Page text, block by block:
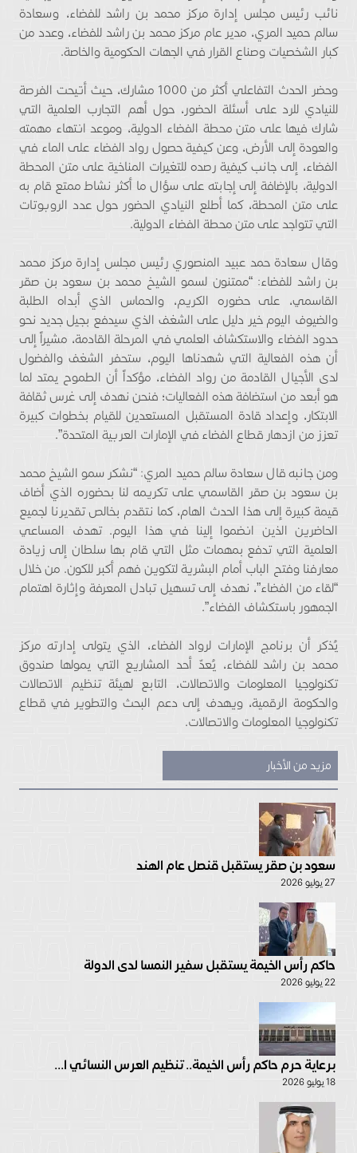
نائب رئيس مجلس إدارة مركز محمد بن راشد للفضاء، وسعادة
سالم حميد المري، مدير عام مركز محمد بن راشد للفضاء، وعدد من
كبار الشخصيات وصناع القرار في الجهات الحكومية والخاصة.
وحضر الحدث التفاعلي أكثر من 1000 مشارك، حيث أتيحت الفرصة
للنيادي للرد على أسئلة الحضور، حول أهم التجارب العلمية التي
شارك فيها على متن محطة الفضاء الدولية، وموعد انتهاء مهمته
والعودة إلى الأرض، وعن كيفية حصول رواد الفضاء على الماء في
الفضاء، إلى جانب كيفية رصده للتغيرات المناخية على متن المحطة
الدولية، بالإضافة إلى إجابته على سؤال ما أكثر نشاط ممتع قام به
على متن المحطة، كما أطلع النيادي الحضور حول عدد الروبوتات
التي تتواجد على متن محطة الفضاء الدولية.
وقال سعادة حمد عبيد المنصوري رئيس مجلس إدارة مركز محمد
بن راشد للفضاء: “ممتنون لسمو الشيخ محمد بن سعود بن صقر
القاسمي، على حضوره الكريم، والحماس الذي أبداه الطلبة
والضيوف اليوم خير دليل على الشغف الذي سيدفع بجيل جديد نحو
حدود الفضاء والاستكشاف العلمي في المرحلة القادمة، مشيراً إلى
أن هذه الفعالية التي شهدناها اليوم، ستحفر الشغف والفضول
لدى الأجيال القادمة من رواد الفضاء، مؤكداً أن الطموح يمتد لما
هو أبعد من استضافة هذه الفعاليات؛ فنحن نهدف إلى غرس ثقافة
الابتكار، وإعداد قادة المستقبل المستعدين للقيام بخطوات كبيرة
تعزز من ازدهار قطاع الفضاء في الإمارات العربية المتحدة”.
ومن جانبه قال سعادة سالم حميد المري: “نشكر سمو الشيخ محمد
بن سعود بن صقر القاسمي على تكريمه لنا بحضوره الذي أضاف
قيمة كبيرة إلى هذا الحدث الهام، كما نتقدم بخالص تقديرنا لجميع
الحاضرين الذين انضموا إلينا في هذا اليوم. تهدف المساعي
العلمية التي تدفع بمهمات مثل التي قام بها سلطان إلى زيادة
معارفنا وفتح الباب أمام البشرية لتكوين فهم أكبر للكون. من خلال
“لقاء من الفضاء”، نهدف إلى تسهيل تبادل المعرفة وإثارة اهتمام
الجمهور باستكشاف الفضاء”.
يُذكر أن برنامج الإمارات لرواد الفضاء، الذي يتولى إدارته مركز
محمد بن راشد للفضاء، يُعدّ أحد المشاريع التي يمولها صندوق
تكنولوجيا المعلومات والاتصالات، التابع لهيئة تنظيم الاتصالات
والحكومة الرقمية، ويهدف إلى دعم البحث والتطوير في قطاع
تكنولوجيا المعلومات والاتصالات.
مزيد من الأخبار
سعود بن صقر يستقبل قنصل عام الهند
27 يوليو 2026
حاكم رأس الخيمة يستقبل سفير النمسا لدى الدولة
22 يوليو 2026
برعاية حرم حاكم رأس الخيمة.. تنظيم العرس النسائي ا...
18 يوليو 2026